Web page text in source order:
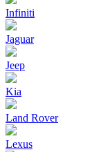
Infiniti
Jaguar
Jeep
Kia
Land Rover
Lexus